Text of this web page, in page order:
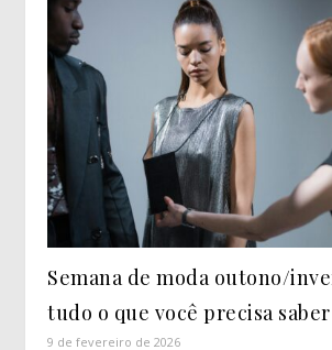
Semana de moda outono/
tudo o que você precisa saber
9 de fevereiro de 2026